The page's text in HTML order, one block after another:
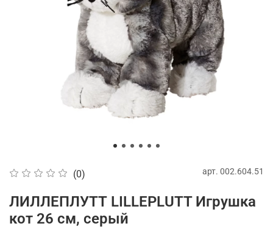
(0) арт. 002.604.51
ЛИЛЛЕПЛУТТ LILLEPLUTT Игрушка
кот 26 см, серый